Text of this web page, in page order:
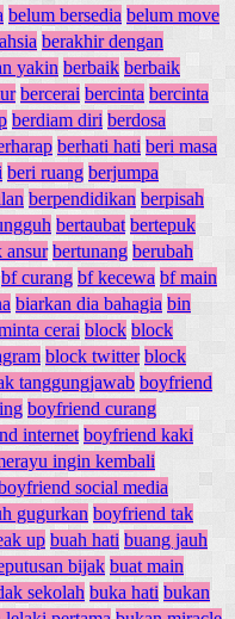
belum bersedia belum move
berakhir dengan
yakin berbaik berbaik
bercerai bercinta bercinta
berdiam diri berdosa
berhati hati beri masa
beri ruang berjumpa
berpendidikan berpisah
bertaubat bertepuk
ansur bertunang berubah
bf curang bf kecewa bf main
biarkan dia bahagia bin
cerai block block
block twitter block
tanggungjawab boyfriend
boyfriend curang
internet boyfriend kaki
ingin kembali
social media
gugurkan boyfriend tak
up buah hati buang jauh
bijak buat main
sekolah buka hati bukan